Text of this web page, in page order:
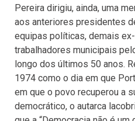
Pereira dirigiu, ainda, uma
aos anteriores presidentes
equipas políticas, demais
trabalhadores municipais
longo dos últimos 50 anos.
1974 como o dia em que
em que o povo recuperou a
democrático, o autarca